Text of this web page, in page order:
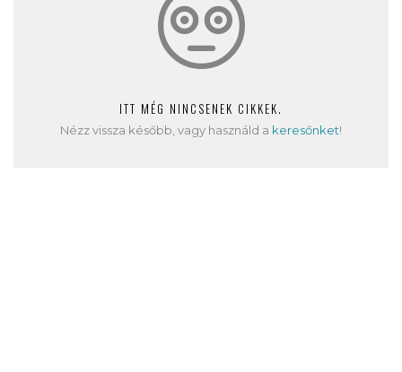
ITT MÉG NINCSENEK CIKKEK.
Nézz vissza később, vagy használd a keresőnket!